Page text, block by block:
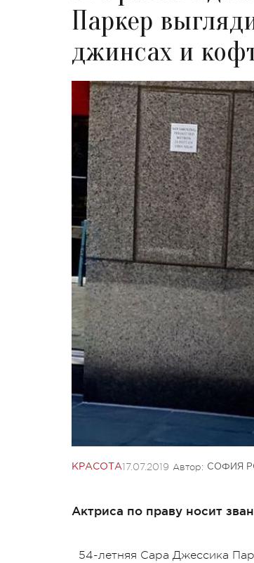
Паркер
джинсах и
КРАСОТА17.07.2019 Автор: СОФИЯ
Актриса по праву носит
54-летняя Сара Джессика